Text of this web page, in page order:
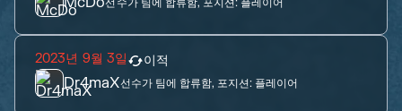
2023년 9월 3일 이적
Dr4maX선수가 팀에 합류함, 포지션: 플레이어